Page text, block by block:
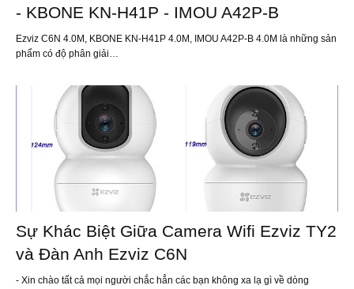
- KBONE KN-H41P - IMOU A42P-B
Ezviz C6N 4.0M, KBONE KN-H41P 4.0M, IMOU A42P-B 4.0M là những sản
phẩm có độ phân giải…
Sự Khác Biệt Giữa Camera Wifi Ezviz TY2
và Đàn Anh Ezviz C6N
- Xin chào tất cả mọi người chắc hẳn các bạn không xa lạ gì về dòng